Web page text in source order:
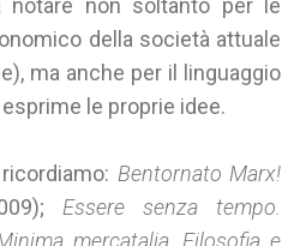
non soltanto per le
della società attuale
ma anche per il linguaggio
le proprie idee.
Bentornato Marx!
Essere senza tempo.
mercatalia. Filosofia e